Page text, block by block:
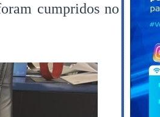
cumpridos no